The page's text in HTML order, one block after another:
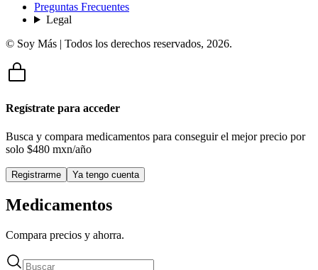
Preguntas Frecuentes
Legal
© Soy Más | Todos los derechos reservados, 2026.
Regístrate para acceder
Busca y compara medicamentos para conseguir el mejor precio por
solo $480 mxn/año
Registrarme Ya tengo cuenta
Medicamentos
Compara precios y ahorra.